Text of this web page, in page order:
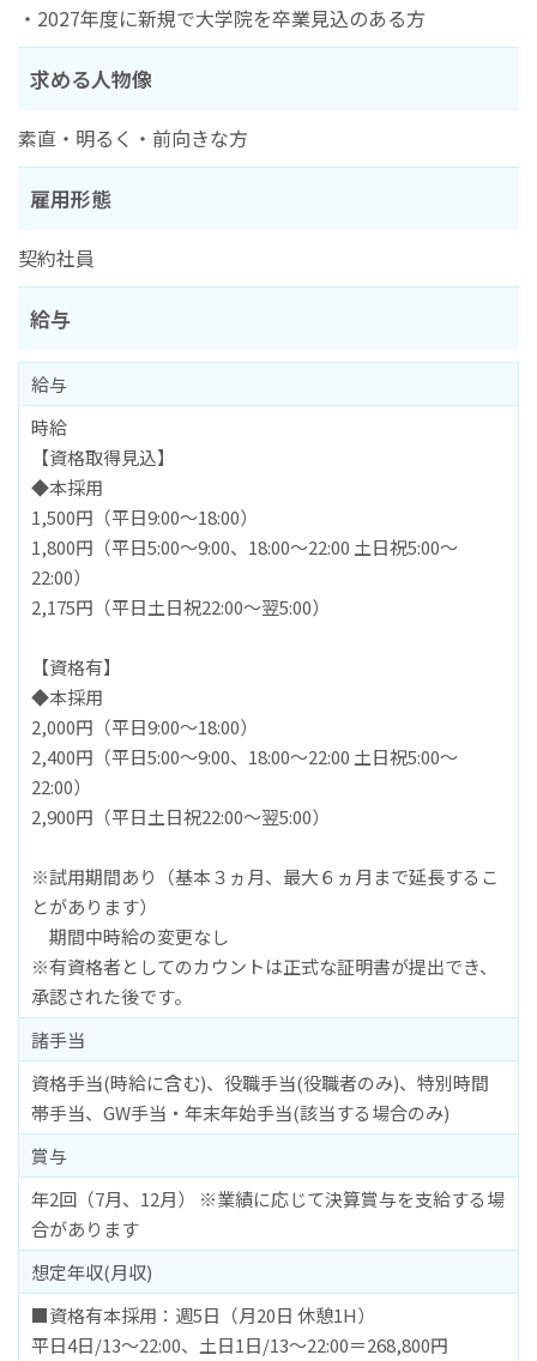
・2027年度に新規で大学院を卒業見込のある方
求める人物像
素直・明るく・前向きな方
雇用形態
契約社員
給与
給与
時給
【資格取得見込】
◆本採用
1,500円（平日9:00～18:00）
1,800円（平日5:00～9:00、18:00～22:00 土日祝5:00～
22:00）
2,175円（平日土日祝22:00～翌5:00）
【資格有】
◆本採用
2,000円（平日9:00～18:00）
2,400円（平日5:00～9:00、18:00～22:00 土日祝5:00～
22:00）
2,900円（平日土日祝22:00～翌5:00）
※試用期間あり（基本３ヵ月、最大６ヵ月まで延長するこ
とがあります）
期間中時給の変更なし
※有資格者としてのカウントは正式な証明書が提出でき、
承認された後です。
諸手当
資格手当(時給に含む)、役職手当(役職者のみ)、特別時間
帯手当、GW手当・年末年始手当(該当する場合のみ)
賞与
年2回（7月、12月） ※業績に応じて決算賞与を支給する場
合があります
想定年収(月収)
■資格有本採用：週5日（月20日 休憩1H）
平日4日/13～22:00、土日1日/13～22:00＝268,800円